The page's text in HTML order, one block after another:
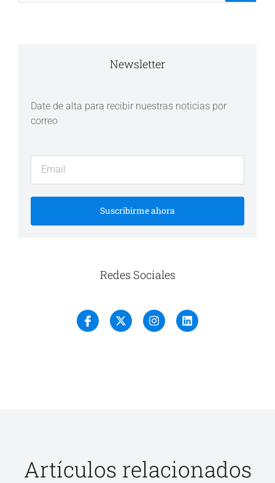
Newsletter
Date de alta para recibir nuestras noticias por
correo
Suscribirme ahora
Redes Sociales
Artículos relacionados